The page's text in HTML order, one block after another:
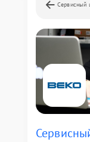
Сервисный